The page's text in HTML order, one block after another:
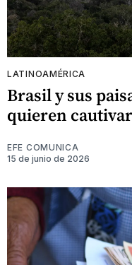
LATINOAMÉRICA
Brasil y sus
quieren
EFE COMUNICA
15 de junio de 2026